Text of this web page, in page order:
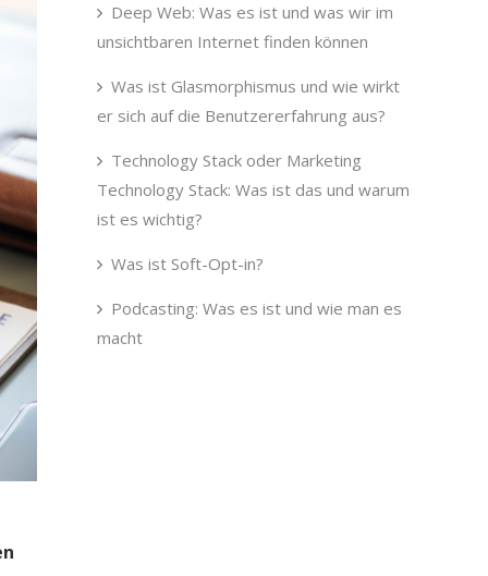
Deep Web: Was es ist und was wir im
unsichtbaren Internet finden können
Was ist Glasmorphismus und wie wirkt
er sich auf die Benutzererfahrung aus?
Technology Stack oder Marketing
Technology Stack: Was ist das und warum
ist es wichtig?
Was ist Soft-Opt-in?
Podcasting: Was es ist und wie man es
macht